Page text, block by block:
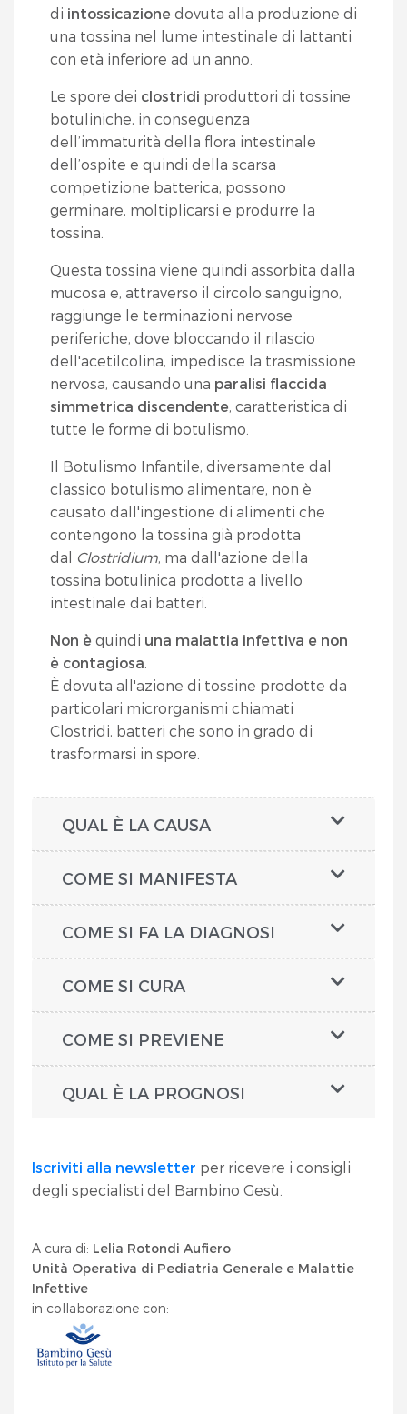
di intossicazione dovuta alla produzione di
una tossina nel lume intestinale di lattanti
con età inferiore ad un anno.
Le spore dei clostridi produttori di tossine
botuliniche, in conseguenza
dell’immaturità della flora intestinale
dell’ospite e quindi della scarsa
competizione batterica, possono
germinare, moltiplicarsi e produrre la
tossina.
Questa tossina viene quindi assorbita dalla
mucosa e, attraverso il circolo sanguigno,
raggiunge le terminazioni nervose
periferiche, dove bloccando il rilascio
dell'acetilcolina, impedisce la trasmissione
nervosa, causando una paralisi flaccida
simmetrica discendente, caratteristica di
tutte le forme di botulismo.
Il Botulismo Infantile, diversamente dal
classico botulismo alimentare, non è
causato dall'ingestione di alimenti che
contengono la tossina già prodotta
dal Clostridium, ma dall'azione della
tossina botulinica prodotta a livello
intestinale dai batteri.
Non è quindi una malattia infettiva e non
è contagiosa
È dovuta all'azione di tossine prodotte da
particolari microrganismi chiamati
Clostridi, batteri che sono in grado di
trasformarsi in spore.
QUAL È LA CAUSA
COME SI MANIFESTA
COME SI FA LA DIAGNOSI
COME SI CURA
COME SI PREVIENE
QUAL È LA PROGNOSI
Iscriviti alla newsletter per ricevere i consigli
degli specialisti del Bambino Gesù.
A cura di: Lelia Rotondi Aufiero
Unità Operativa di Pediatria Generale e Malattie
Infettive
in collaborazione con: